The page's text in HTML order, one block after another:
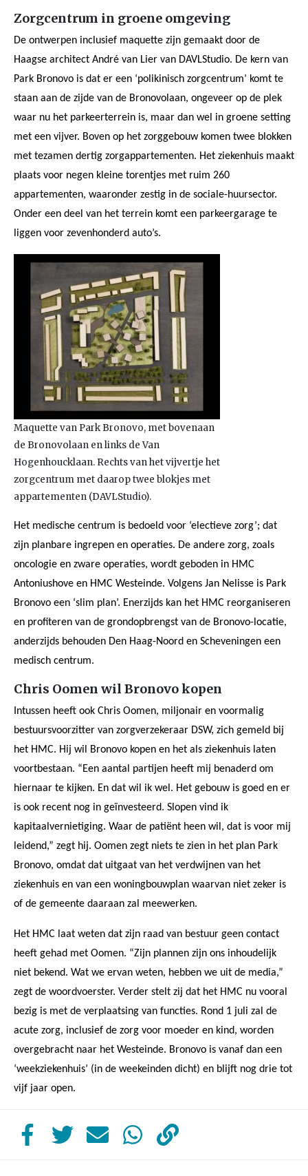
Zorgcentrum in groene omgeving
De ontwerpen inclusief maquette zijn gemaakt door de
Haagse architect André van Lier van DAVLStudio. De kern van
Park Bronovo is dat er een ‘polikinisch zorgcentrum’ komt te
staan aan de zijde van de Bronovolaan, ongeveer op de plek
waar nu het parkeerterrein is, maar dan wel in groene setting
met een vijver. Boven op het zorggebouw komen twee blokken
met tezamen dertig zorgappartementen. Het ziekenhuis maakt
plaats voor negen kleine torentjes met ruim 260
appartementen, waaronder zestig in de sociale-huursector.
Onder een deel van het terrein komt een parkeergarage te
liggen voor zevenhonderd auto’s.
Maquette van Park Bronovo, met bovenaan
de Bronovolaan en links de Van
Hogenhoucklaan. Rechts van het vijvertje het
zorgcentrum met daarop twee blokjes met
appartementen (DAVLStudio).
Het medische centrum is bedoeld voor ‘electieve zorg’; dat
zijn planbare ingrepen en operaties. De andere zorg, zoals
oncologie en zware operaties, wordt geboden in HMC
Antoniushove en HMC Westeinde. Volgens Jan Nelisse is Park
Bronovo een ‘slim plan’. Enerzijds kan het HMC reorganiseren
en profiteren van de grondopbrengst van de Bronovo-locatie,
anderzijds behouden Den Haag-Noord en Scheveningen een
medisch centrum.
Chris Oomen wil Bronovo kopen
Intussen heeft ook Chris Oomen, miljonair en voormalig
bestuursvoorzitter van zorgverzekeraar DSW, zich gemeld bij
het HMC. Hij wil Bronovo kopen en het als ziekenhuis laten
voortbestaan. “Een aantal partijen heeft mij benaderd om
hiernaar te kijken. En dat wil ik wel. Het gebouw is goed en er
is ook recent nog in geïnvesteerd. Slopen vind ik
kapitaalvernietiging. Waar de patiënt heen wil, dat is voor mij
leidend,” zegt hij. Oomen zegt niets te zien in het plan Park
Bronovo, omdat dat uitgaat van het verdwijnen van het
ziekenhuis en van een woningbouwplan waarvan niet zeker is
of de gemeente daaraan zal meewerken.
Het HMC laat weten dat zijn raad van bestuur geen contact
heeft gehad met Oomen. “Zijn plannen zijn ons inhoudelijk
niet bekend. Wat we ervan weten, hebben we uit de media,”
zegt de woordvoerster. Verder stelt zij dat het HMC nu vooral
bezig is met de verplaatsing van functies. Rond 1 juli zal de
acute zorg, inclusief de zorg voor moeder en kind, worden
overgebracht naar het Westeinde. Bronovo is vanaf dan een
‘weekziekenhuis’ (in de weekeinden dicht) en blijft nog drie tot
vijf jaar open.